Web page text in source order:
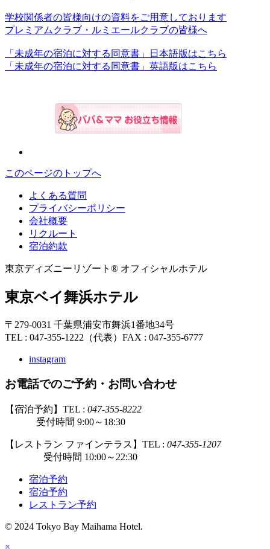
学校関係者の皆様向けの資料をご用意しております
プレミアムクラブ・ルミエールクラブの皆様へ
「未成年の宿泊に対する同意書」日本語版はこちら
「未成年の宿泊に対する同意書」英語版はこちら
このページのトップへ
よくある質問
プライバシーポリシー
会社概要
リクルート
宿泊約款
東京ディズニーリゾート® オフィシャルホテル
東京ベイ舞浜ホテル
〒279-0031 千葉県浦安市舞浜1番地34号
TEL : 047-355-1222（代表） FAX : 047-355-6777
instagram
お電話でのご予約・お問い合わせ
【宿泊予約】TEL : 047-355-8222
受付時間 9:00～18:30
【レストラン ファインテラス】TEL : 047-355-1207
受付時間 10:00～22:30
宿泊予約
宿泊予約
レストラン予約
© 2024 Tokyo Bay Maihama Hotel.
×